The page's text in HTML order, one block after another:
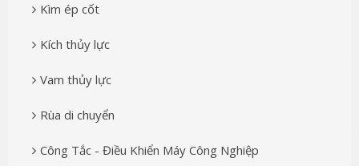
Kìm ép cốt
Kích thủy lực
Vam thủy lực
Rùa di chuyển
Công Tắc - Điều Khiển Máy Công Nghiệp